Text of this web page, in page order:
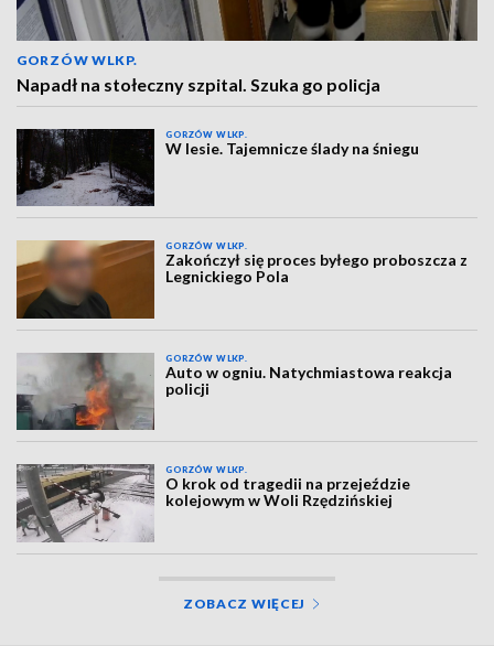
GORZÓW WLKP.
Napadł na stołeczny szpital. Szuka go policja
GORZÓW WLKP.
W lesie. Tajemnicze ślady na śniegu
GORZÓW WLKP.
Zakończył się proces byłego proboszcza z
Legnickiego Pola
GORZÓW WLKP.
Auto w ogniu. Natychmiastowa reakcja
policji
GORZÓW WLKP.
O krok od tragedii na przejeździe
kolejowym w Woli Rzędzińskiej
ZOBACZ WIĘCEJ